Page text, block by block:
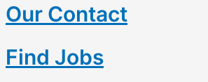
Our Contact
Find Jobs